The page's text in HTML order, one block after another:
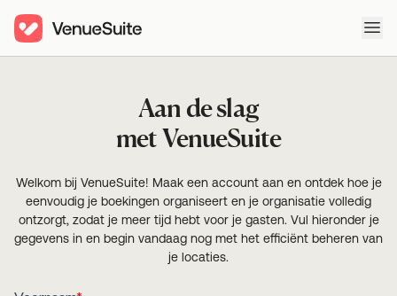
Aan de slag
met VenueSuite
Welkom bij VenueSuite! Maak een account aan en ontdek hoe je
eenvoudig je boekingen organiseert en je organisatie volledig
ontzorgt, zodat je meer tijd hebt voor je gasten. Vul hieronder je
gegevens in en begin vandaag nog met het efficiënt beheren van
je locaties.